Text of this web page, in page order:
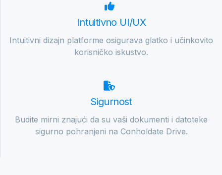
Intuitivno UI/UX
Intuitivni dizajn platforme osigurava glatko i učinkovito
korisničko iskustvo.
Sigurnost
Budite mirni znajući da su vaši dokumenti i datoteke
sigurno pohranjeni na Conholdate Drive.